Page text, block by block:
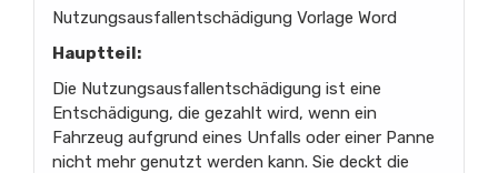
Nutzungsausfallentschädigung Vorlage Word
Hauptteil:
Die Nutzungsausfallentschädigung ist eine
Entschädigung, die gezahlt wird, wenn ein
Fahrzeug aufgrund eines Unfalls oder einer Panne
nicht mehr genutzt werden kann. Sie deckt die